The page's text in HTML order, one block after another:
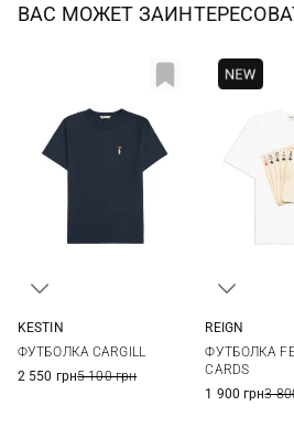
ВАС МОЖЕТ
KESTIN
ФУТБОЛКА CARGILL
2 550 грн5 100 грн
REIGN
ФУТБОЛКА
CARDS
1 900 грн3